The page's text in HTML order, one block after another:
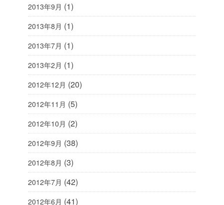
2013年9月 (1)
2013年8月 (1)
2013年7月 (1)
2013年2月 (1)
2012年12月 (20)
2012年11月 (5)
2012年10月 (2)
2012年9月 (38)
2012年8月 (3)
2012年7月 (42)
2012年6月 (41)